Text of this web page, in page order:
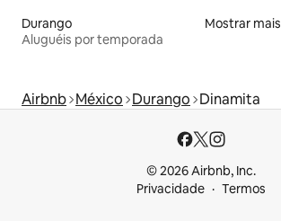
Durango
Aluguéis por temporada
Mostrar mais
Airbnb México Durango Dinamita
© 2026 Airbnb, Inc.
Privacidade
Termos